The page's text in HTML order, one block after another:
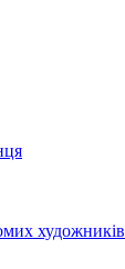
художників